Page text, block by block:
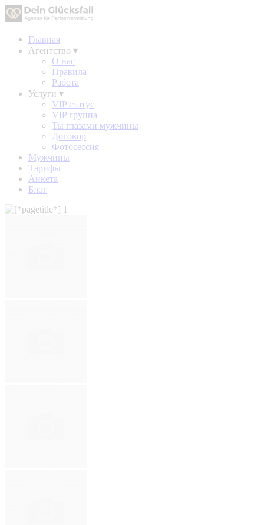
Главная
Агентство ▾
О нас
Правила
Работа
Услуги ▾
VIP статус
VIP группа
Ты глазами мужчины
Договор
Фотосессия
Мужчины
Тарифы
Анкета
Блог